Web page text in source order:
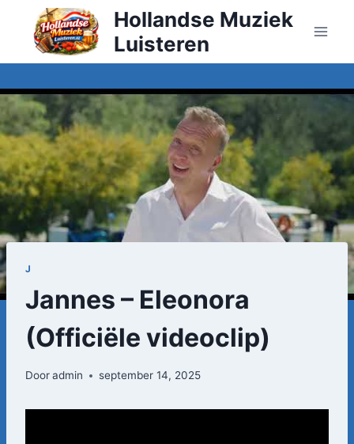
Doorgaan
inhoud
Hollandse Muziek
Luisteren
J
Jannes – Eleonora
(Officiële videoclip)
Dooradmin september 14, 2025